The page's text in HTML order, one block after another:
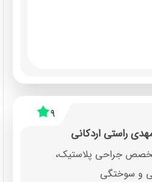
9
راستی اردکانی
جراحی پلاستیک،
و سوختگی